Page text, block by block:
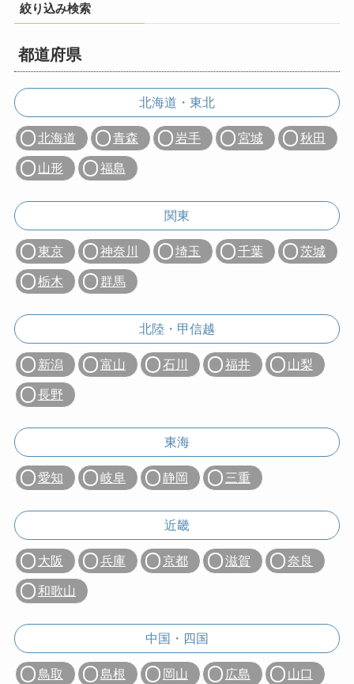
絞り込み検索
都道府県
北海道・東北
北海道 青森 岩手 宮城 秋田
山形 福島
関東
東京 神奈川 埼玉 千葉 茨城
栃木 群馬
北陸・甲信越
新潟 富山 石川 福井 山梨
長野
東海
愛知 岐阜 静岡 三重
近畿
大阪 兵庫 京都 滋賀 奈良
和歌山
中国・四国
鳥取 島根 岡山 広島 山口